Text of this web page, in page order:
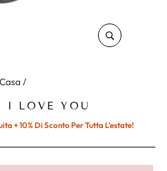
CHIUDERE
(ESC)
Casa /
I LOVE YOU
+ 10% Di Sconto Per Tutta L'estate!